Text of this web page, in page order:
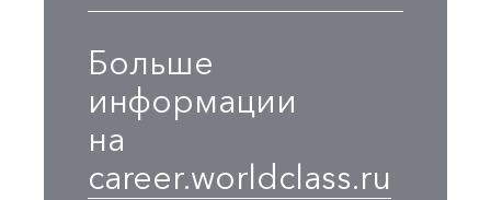
Больше
информации
на
career.worldclass.ru